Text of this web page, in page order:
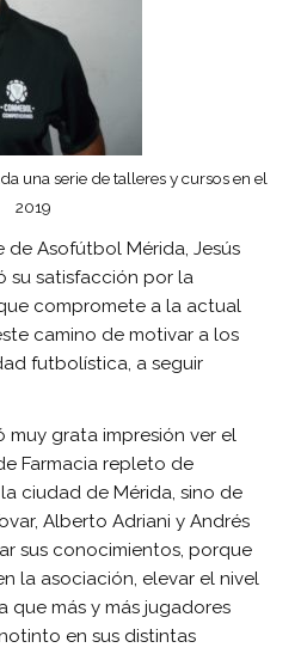
una serie de talleres y cursos en el
2019
de Asofútbol Mérida, Jesús
su satisfacción por la
compromete a la actual
camino de motivar a los
futbolística, a seguir
muy grata impresión ver el
Farmacia repleto de
ciudad de Mérida, sino de
Alberto Adriani y Andrés
sus conocimientos, porque
la asociación, elevar el nivel
que más y más jugadores
en sus distintas